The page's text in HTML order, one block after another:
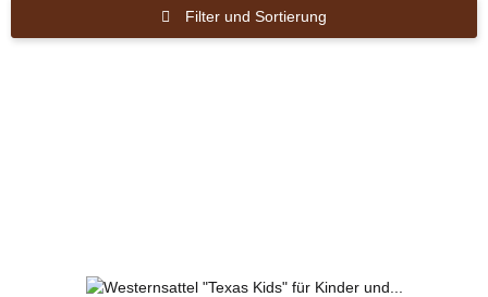
Filter und Sortierung